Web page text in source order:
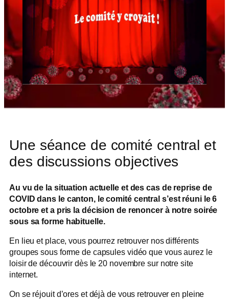
Une séance de comité central et
des discussions objectives​​
Au vu de la situation actuelle et des cas de reprise de
COVID dans le canton, le comité central s’est réuni le 6
octobre et a pris la décision de renoncer à notre soirée
sous sa forme habituelle.
En lieu et place, vous pourrez retrouver nos différents
groupes sous forme de capsules vidéo que vous aurez le
loisir de découvrir dès le 20 novembre sur notre site
internet.
On se réjouit d’ores et déjà de vous retrouver en pleine